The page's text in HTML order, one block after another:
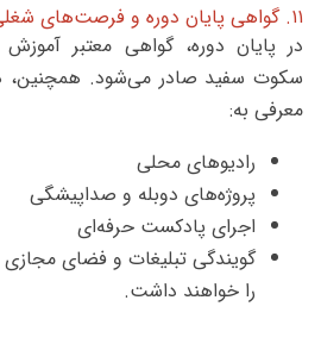
۱۱. گواهی پایان دوره و فرصت‌های شغلی
در پایان دوره، گواهی معتبر آموزش
سکوت سفید صادر می‌شود. همچنین،
معرفی به:
رادیوهای محلی
پروژه‌های دوبله و صداپیشگی
اجرای پادکست حرفه‌ای
گویندگی تبلیغات و فضای مجازی
را خواهند داشت.